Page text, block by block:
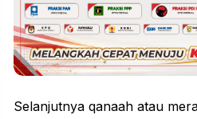
Selanjutnya qanaah atau